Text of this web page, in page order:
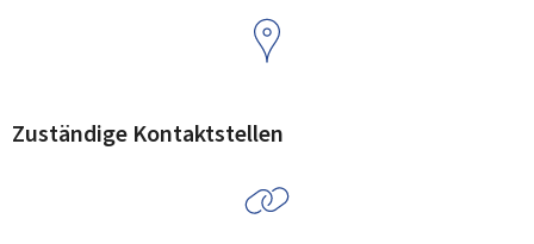
Zuständige Kontaktstellen